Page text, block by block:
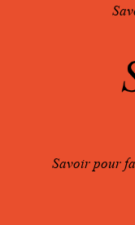
Savoir pour